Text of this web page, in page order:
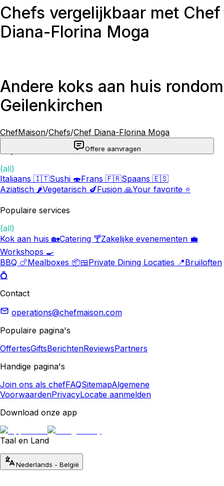
Chefs vergelijkbaar met Chef
Diana-Florina Moga
Andere koks aan huis rondom
Geilenkirchen
ChefMaison/Chefs/Chef Diana-Florina Moga
Offere aanvragen
Populaire keukens
(all)
Italiaans 🇮🇹Sushi 🍣Frans 🇫🇷Spaans 🇪🇸
Aziatisch 🌶️Vegetarisch 🍆Fusion 🙏Your favorite ⭐️
Populaire services
(all)
Kok aan huis 🏡Catering 🍸Zakelijke evenementen 💼
Workshops 🍳
BBQ 🍗Mealboxes 📦🍱Private Dining Locaties 📍Bruiloften
💍
Contact
operations@chefmaison.com
Populaire pagina's
OffertesGiftsBerichtenReviewsPartners
Handige pagina's
Join ons als chefFAQSitemapAlgemene
VoorwaardenPrivacyLocatie aanmelden
Download onze app
Taal en Land
Nederlands - België